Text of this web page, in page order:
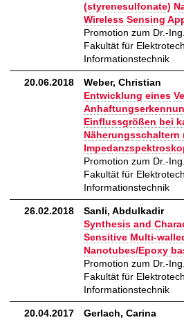
(styrenesulfonate)
Wireless Sensing
Promotion zum Dr.-Ing.
Fakultät für
Informationstechnik
20.06.2018
Weber, Christian
Entwicklung eines
Einflussgrößen bei
Näherungsschaltern
Promotion zum Dr.-Ing.
Fakultät für
Informationstechnik
26.02.2018
Sanli, Abdulkadir
Synthesis and
Sensitive Multi-
Nanotubes/Epoxy
Promotion zum Dr.-Ing.
Fakultät für
Informationstechnik
20.04.2017
Gerlach, Carina